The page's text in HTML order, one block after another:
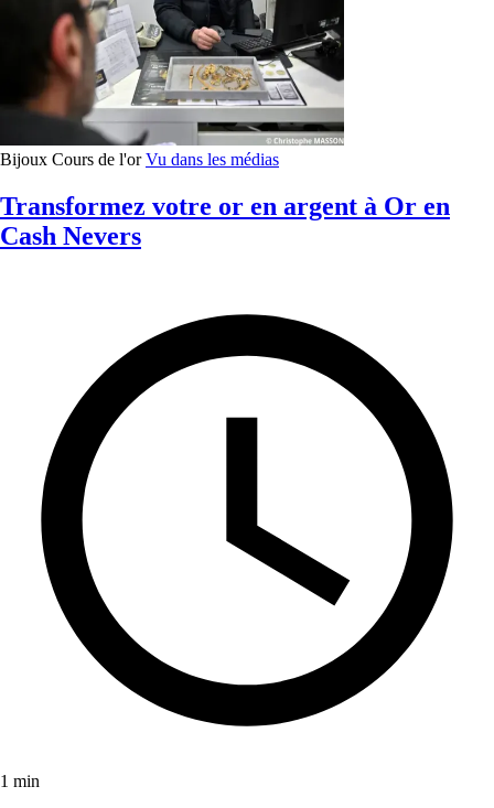
Bijoux Cours de l'or Vu dans les médias
Transformez votre or en argent à Or en
Cash Nevers
1 min